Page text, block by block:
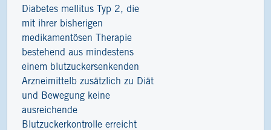
Diabetes mellitus Typ 2, die
mit ihrer bisherigen
medikamentösen Therapie
bestehend aus mindestens
einem blutzuckersenkenden
Arzneimittelb zusätzlich zu Diät
und Bewegung keine
ausreichende
Blutzuckerkontrolle erreicht